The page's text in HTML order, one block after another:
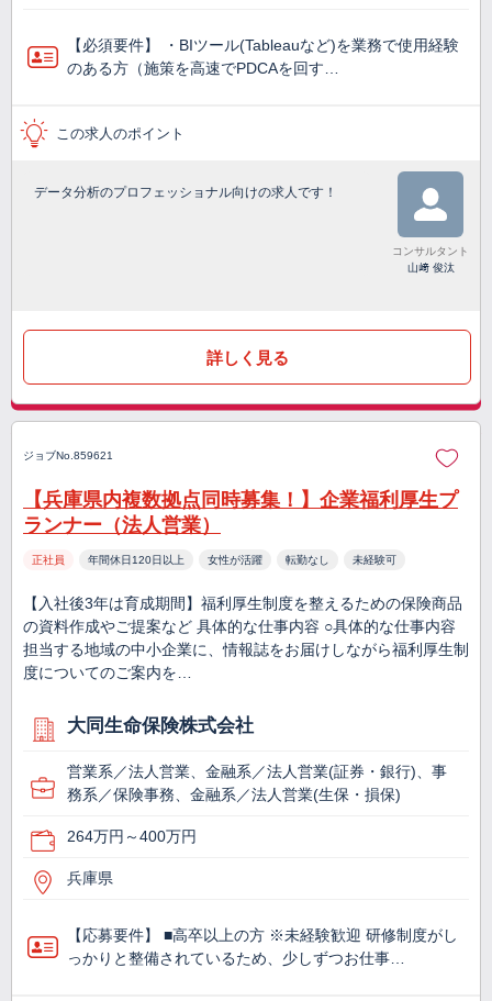
【必須要件】 ・BIツール(Tableauなど)を業務で使⽤経験
のある方（施策を高速でPDCAを回す…
この求人のポイント
データ分析のプロフェッショナル向けの求人です！
コンサルタント
山﨑 俊汰
詳しく見る
ジョブNo.859621
【兵庫県内複数拠点同時募集！】企業福利厚生プ
ランナー（法人営業）
正社員 年間休日120日以上 女性が活躍 転勤なし 未経験可
【入社後3年は育成期間】福利厚生制度を整えるための保険商品
の資料作成やご提案など 具体的な仕事内容 ○具体的な仕事内容
担当する地域の中小企業に、情報誌をお届けしながら福利厚生制
度についてのご案内を…
大同生命保険株式会社
営業系／法人営業、金融系／法人営業(証券・銀行)、事
務系／保険事務、金融系／法人営業(生保・損保)
264万円～400万円
兵庫県
【応募要件】 ■高卒以上の方 ※未経験歓迎 研修制度がし
っかりと整備されているため、少しずつお仕事…